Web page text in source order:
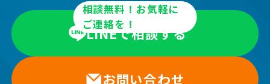
相談無料！お気軽に
ご連絡を！
LINEで相談する
お問い合わせ